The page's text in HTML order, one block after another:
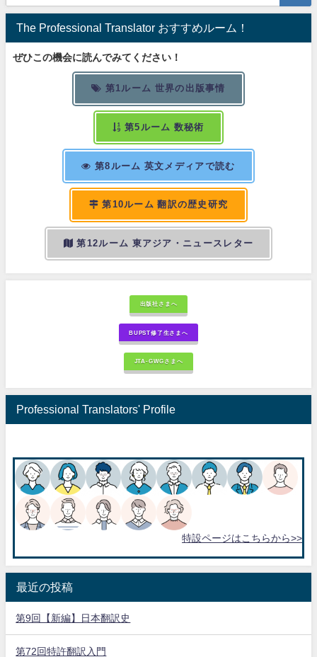
The Professional Translator おすすめルーム！
ぜひこの機会に読んでみてください！
第1ルーム 世界の出版事情
第5ルーム 数秘術
第8ルーム 英文メディアで読む
第10ルーム 翻訳の歴史研究
第12ルーム 東アジア・ニュースレター
出版社さまへ
BUPST修了生さまへ
JTA-GWGさまへ
Professional Translators' Profile
特設ページはこちらから>>
最近の投稿
第9回【新編】日本翻訳史
第72回特許翻訳入門